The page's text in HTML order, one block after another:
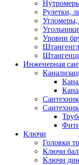
Рулетки,
Уровни
Инженерная
Ключи
Головки
Ключи
Ключи